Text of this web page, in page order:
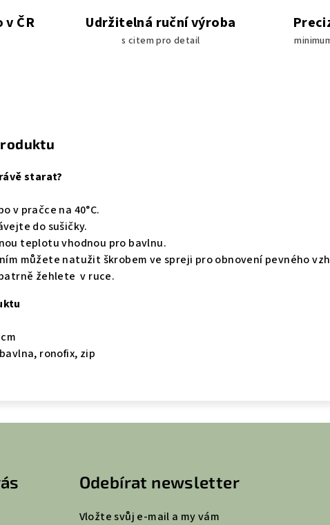
ČR Udržitelná ruční výroba
s citem pro detail
starat?
v pračce na 40°C.
do sušičky.
teplotu vhodnou pro bavlnu.
můžete natužit škrobem ve spreji pro obnovení pevného
žehlete v ruce.
ronofix, zip
Odebírat newsletter
Vložte svůj e-mail a my vám